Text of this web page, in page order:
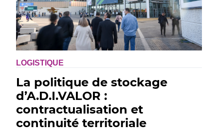
LOGISTIQUE
La politique de stockage
d’A.D.I.VALOR :
contractualisation et
continuité territoriale